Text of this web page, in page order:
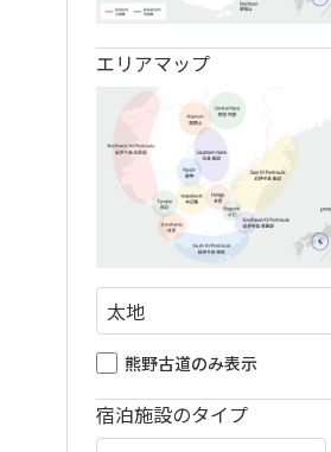
エリアマップ
熊野古道のみ表示
宿泊施設のタイプ